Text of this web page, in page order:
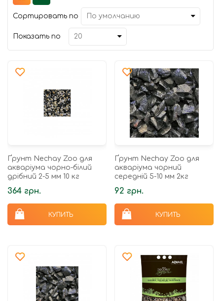
Сортировать по
Показать по
Ґрунт Nechay Zoo для
акваріума чорно-білий
дрібний 2-5 мм 10 кг
364 грн.
КУПИТЬ
Ґрунт Nechay Zoo для
акваріума чорний
середній 5-10 мм 2кг
92 грн.
КУПИТЬ